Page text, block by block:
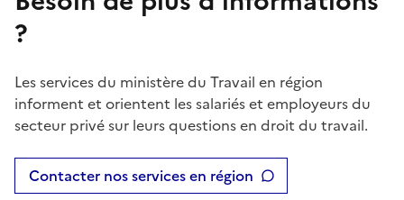
?
Les services du ministère du Travail en région
informent et orientent les salariés et employeurs du
secteur privé sur leurs questions en droit du travail.
Contacter nos services en région